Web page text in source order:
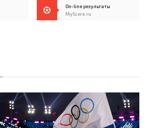
On-line результаты
MyScore.ru